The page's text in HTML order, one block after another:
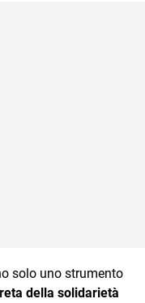
solo uno strumento
della solidarietà